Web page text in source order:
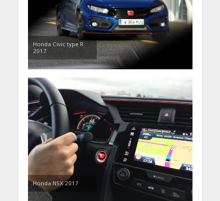
Honda Civic type R
2017
Honda NSX 2017